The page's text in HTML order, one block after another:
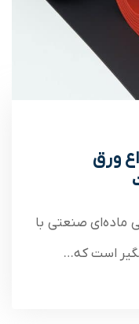
ورق
ماده‌ای صنعتی با
است که…